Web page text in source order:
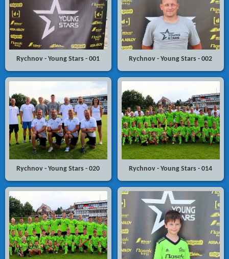
Rychnov - Young Stars - 001 Rychnov - Young Stars - 002
Rychnov - Young Stars - 020 Rychnov - Young Stars - 014